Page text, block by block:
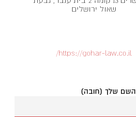
שאול ירושלים
https://gohar-law.co.il/
השם שלך (חובה)